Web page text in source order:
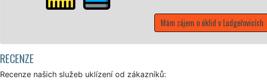
Mám zájem o úklid v Ludgeřovicích
RECENZE
Recenze našich služeb uklízení od zákazníků: